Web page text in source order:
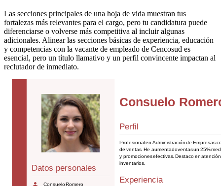
Las secciones principales de una hoja de vida muestran tus
fortalezas más relevantes para el cargo, pero tu candidatura puede
diferenciarse o volverse más competitiva al incluir algunas
adicionales. Alinear las secciones básicas de experiencia, educación
y competencias con la vacante de empleado de Cencosud es
esencial, pero un título llamativo y un perfil convincente impactan al
reclutador de inmediato.